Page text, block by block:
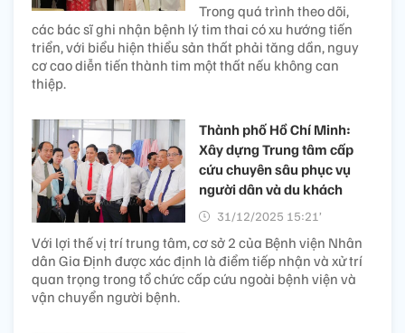
Trong quá trình theo dõi,
các bác sĩ ghi nhận bệnh lý tim thai có xu hướng tiến
triển, với biểu hiện thiểu sản thất phải tăng dần, nguy
cơ cao diễn tiến thành tim một thất nếu không can
thiệp.
Thành phố Hồ Chí Minh:
Xây dựng Trung tâm cấp
cứu chuyên sâu phục vụ
người dân và du khách
31/12/2025 15:21’
Với lợi thế vị trí trung tâm, cơ sở 2 của Bệnh viện Nhân
dân Gia Định được xác định là điểm tiếp nhận và xử trí
quan trọng trong tổ chức cấp cứu ngoài bệnh viện và
vận chuyển người bệnh.